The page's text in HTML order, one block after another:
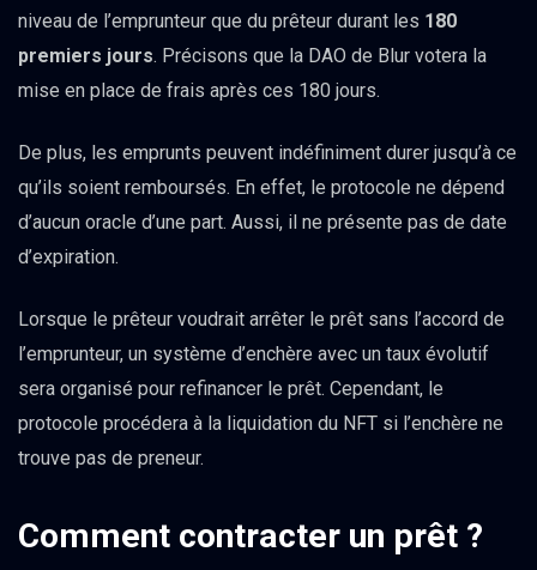
niveau de l’emprunteur que du prêteur durant les 180
premiers jours. Précisons que la DAO de Blur votera la
mise en place de frais après ces 180 jours.
De plus, les emprunts peuvent indéfiniment durer jusqu’à ce
qu’ils soient remboursés. En effet, le protocole ne dépend
d’aucun oracle d’une part. Aussi, il ne présente pas de date
d’expiration.
Lorsque le prêteur voudrait arrêter le prêt sans l’accord de
l’emprunteur, un système d’enchère avec un taux évolutif
sera organisé pour refinancer le prêt. Cependant, le
protocole procédera à la liquidation du NFT si l’enchère ne
trouve pas de preneur.
Comment contracter un prêt ?